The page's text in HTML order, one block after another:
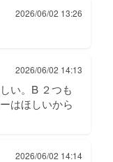
2026/06/02 13:26
2026/06/02 14:13
い。B ２つも
はほしいから
2026/06/02 14:14